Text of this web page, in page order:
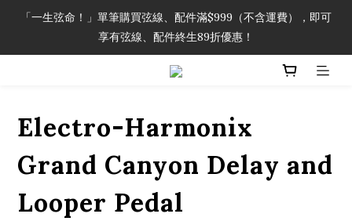
「一生弦命！」單筆購買弦線、配件滿$999（不含運費），即可
享有弦線、配件終生89折優惠！
「一生弦命！」單筆購買弦線、配件滿$999（不含運費），即可
享有弦線、配件終生89折優惠！
加入會員即領2000元購物金。 加入購物車查看更多折扣！
「一生弦命！」單筆購買弦線、配件滿$999（不含運費），即可
Electro-Harmonix
Grand Canyon Delay and
Looper Pedal